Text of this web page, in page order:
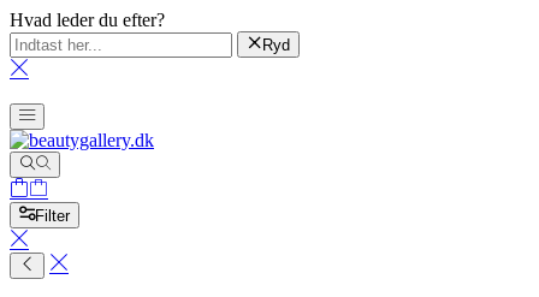
Hvad leder du efter?
Ryd
Filter